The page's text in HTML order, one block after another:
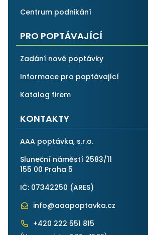
Centrum podnikání
PRO POPTÁVAJÍCÍ
Zadání nové poptávky
Informace pro poptávající
Katalog firem
KONTAKTY
AAA poptávka, s.r.o.
Sluneční náměstí 2583/11
155 00 Praha 5
IČ: 07342250 (ARES)
info@aaapoptavka.cz
+420 222 551 815